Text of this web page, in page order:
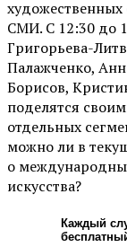
СМИ. С 12:30 до
Григорьева-
Палажченко,
Борисов,
поделятся
отдельных
можно ли в
о
искусства?
Каждый